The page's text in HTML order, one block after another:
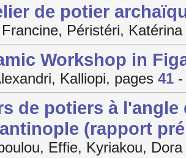
de potier
Péristéri,
Workshop in
Kalliopi, pages 41
de potiers à
(rapport
Effie, Kyriakou,